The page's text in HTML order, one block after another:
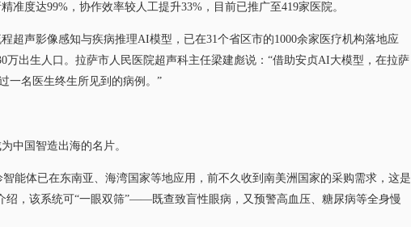
度达99%，协作效率较人工提升33%，目前已推广至419家医院。
声影像感知与疾病推理AI模型，已在31个省区市的1000余家医疗机构落地应
出生人口。拉萨市人民医院超声科主任梁建彪说：“借助安贞AI大模型，在拉萨
一名医生终生所见到的病例。”
国智造出海的名片。
体已在东南亚、海湾国家等地应用，前不久收到南美洲国家的采购需求，这是
绍，该系统可“一眼双筛”——既查致盲性眼病，又预警高血压、糖尿病等全身慢